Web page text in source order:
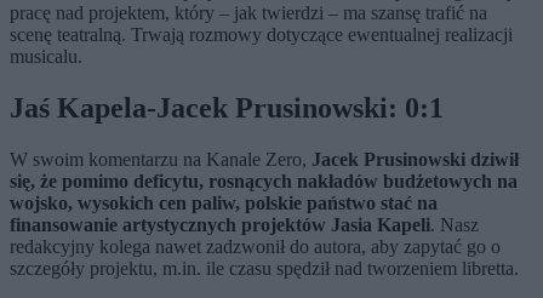
pracę nad projektem, który – jak twierdzi – ma szansę trafić na
scenę teatralną. Trwają rozmowy dotyczące ewentualnej realizacji
musicalu.
Jaś Kapela-Jacek Prusinowski: 0:1
W swoim komentarzu na Kanale Zero, Jacek Prusinowski dziwił
się, że pomimo deficytu, rosnących nakładów budżetowych na
wojsko, wysokich cen paliw, polskie państwo stać na
finansowanie artystycznych projektów Jasia Kapeli. Nasz
redakcyjny kolega nawet zadzwonił do autora, aby zapytać go o
szczegóły projektu, m.in. ile czasu spędził nad tworzeniem libretta.